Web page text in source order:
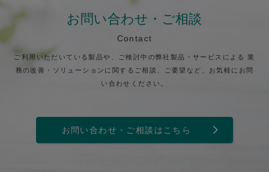
お問い合わせ・ご相談
Contact
ご利用いただいている製品や、ご検討中の弊社製品・サービスによる 業
務の改善・ソリューションに関するご相談、ご要望など、お気軽にお問
い合わせください。
お問い合わせ・ご相談はこちら